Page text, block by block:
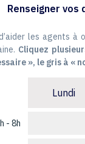
Renseigner vos
les agents à
Cliquez
», le gris à «
- 8h
Lundi